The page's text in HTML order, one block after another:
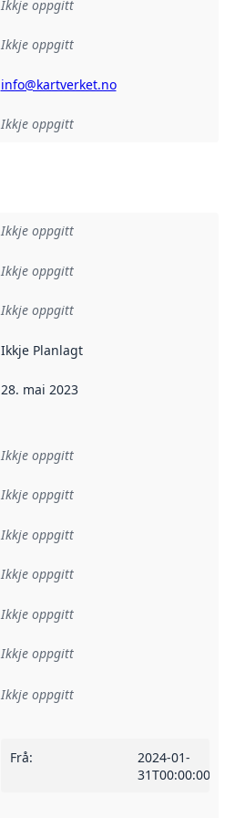
Ikkje oppgitt
Ikkje oppgitt
info@kartverket.no
Ikkje oppgitt
Ikkje oppgitt
:
Ikkje oppgitt
Ikkje oppgitt
:
Ikkje Planlagt
28. mai 2023
Ikkje oppgitt
Ikkje oppgitt
Ikkje oppgitt
Ikkje oppgitt
Ikkje oppgitt
Ikkje oppgitt
Ikkje oppgitt
Frå:
2024-01-
31T00:00:00Z